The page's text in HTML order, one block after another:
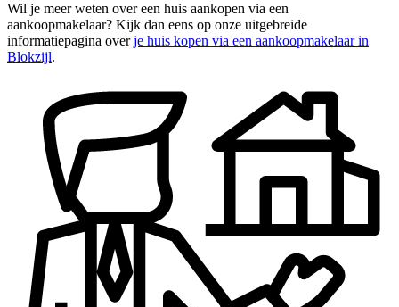
Wil je meer weten over een huis aankopen via een
aankoopmakelaar? Kijk dan eens op onze uitgebreide
informatiepagina overje huis kopen via een aankoopmakelaar in
Blokzijl.